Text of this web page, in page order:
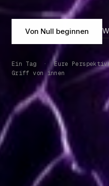
Von Null beginnen
Ein Tag · Eure
Griff von innen